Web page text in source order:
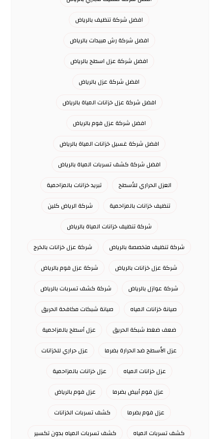
افضل شركة تنظيف بالرياض
افضل شركة رش مبيدات بالرياض
افضل شركة عزل اسطح بالرياض
افضل شركة عزل بالرياض
افضل شركة عزل خزانات المياة بالرياض
افضل شركة عزل فوم بالرياض
افضل شركة غسيل خزانات المياة بالرياض
افضل شركة كشف تسربات المياة بالرياض
العزل الحراري للأسطح
تبريد خزانات بالمزاحمية
تنظيف خزانات بالمزاحمية
شركة الرياض كلين
شركة تنظيف خزانات المياة بالرياض
شركة تنظيف متخصصة بالرياض
شركة عزل خزانات بالخرج
شركة عزل خزانات بالرياض
شركة عزل فوم بالرياض
شركة عوازل بالرياض
شركة كشف تسربات بالرياض
صيانة خزانات المياه
صيانة شبكات مكافحة الحريق
ضعف ضغط شبكة الحريق
عزل أسطح بالمزاحمية
عزل الأسطح ضد الحرارة بضرما
عزل حراري للخزانات
عزل خزانات المياه
عزل خزانات بالمزاحمية
عزل فوم أبيض بضرما
عزل فوم بالرياض
عزل فوم بضرما
كشف تسربات الخزانات
كشف تسربات المياه
كشف تسربات المياه بدون تكسير